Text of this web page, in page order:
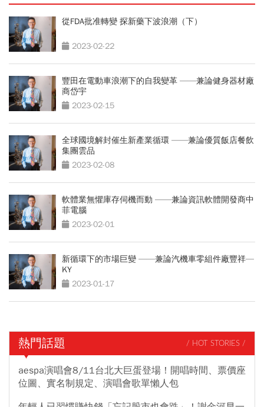
從FDA批准轉變 探新藥下波浪潮（下）
2023-02-22
豐田在電動車浪潮下的自我變革 ——兼論健身器材廠
商岱宇
2023-02-15
全球國境解封催生新產業循環 ——兼論優質飯店餐飲
集團雲品
2023-02-08
軟體業無懼庫存伺機而動 ——兼論資訊軟體開發商中
菲電腦
2023-02-01
新循環下的市場巨變 ——兼論汽機車零組件廠豐祥—
KY
2023-01-17
熱門話題 / HOT STORIES /
aespa演唱會8/11台北大巨蛋登場！開唱時間、票價座
位圖、實名制規定、演唱會歌單懶人包